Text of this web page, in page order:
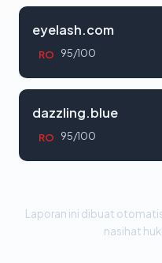
eyelash.com
RO 95/100
dazzling.blue
RO 95/100
Laporan ini dibuat
nasihat